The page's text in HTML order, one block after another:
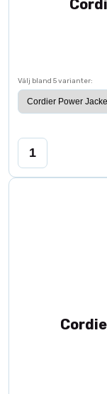
Välj bland 5 varianter: